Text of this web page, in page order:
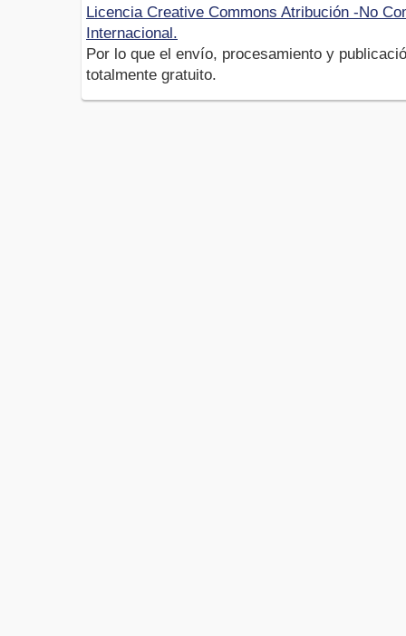
Licencia Creative Commons Atribución -No
Internacional.
Por lo que el envío, procesamiento y
totalmente gratuito.